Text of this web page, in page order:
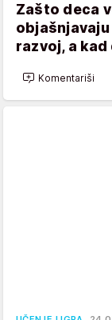
Zašto deca
razvoj, a
Komentariši